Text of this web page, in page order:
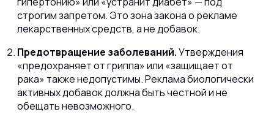
строгим запретом. Это зона закона о рекламе
лекарственных средств, а не добавок.
Предотвращение заболеваний.Утверждения
«предохраняет от гриппа» или «защищает от
рака» также недопустимы. Реклама биологически
активных добавок должна быть честной и не
обещать невозможного.